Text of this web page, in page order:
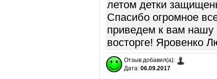
летом детки
Спасибо огромное
приведем к вам нашу
восторге! Яровенко
Отзыв добавил(а):
Дата: 06.09.2017